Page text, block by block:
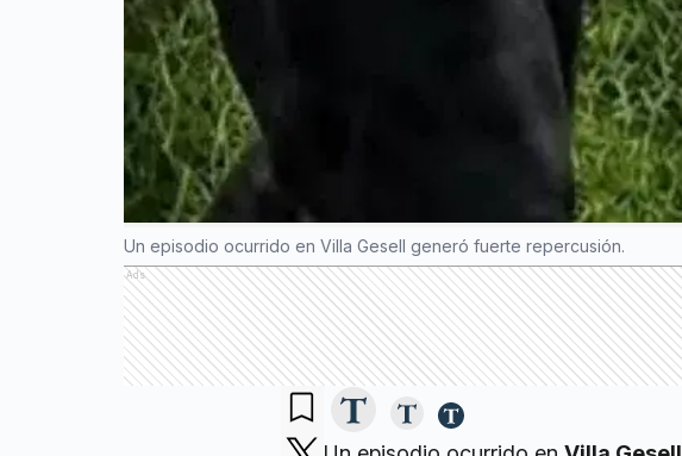
Un episodio ocurrido en Villa Gesell generó fuerte repercusión.
Ads